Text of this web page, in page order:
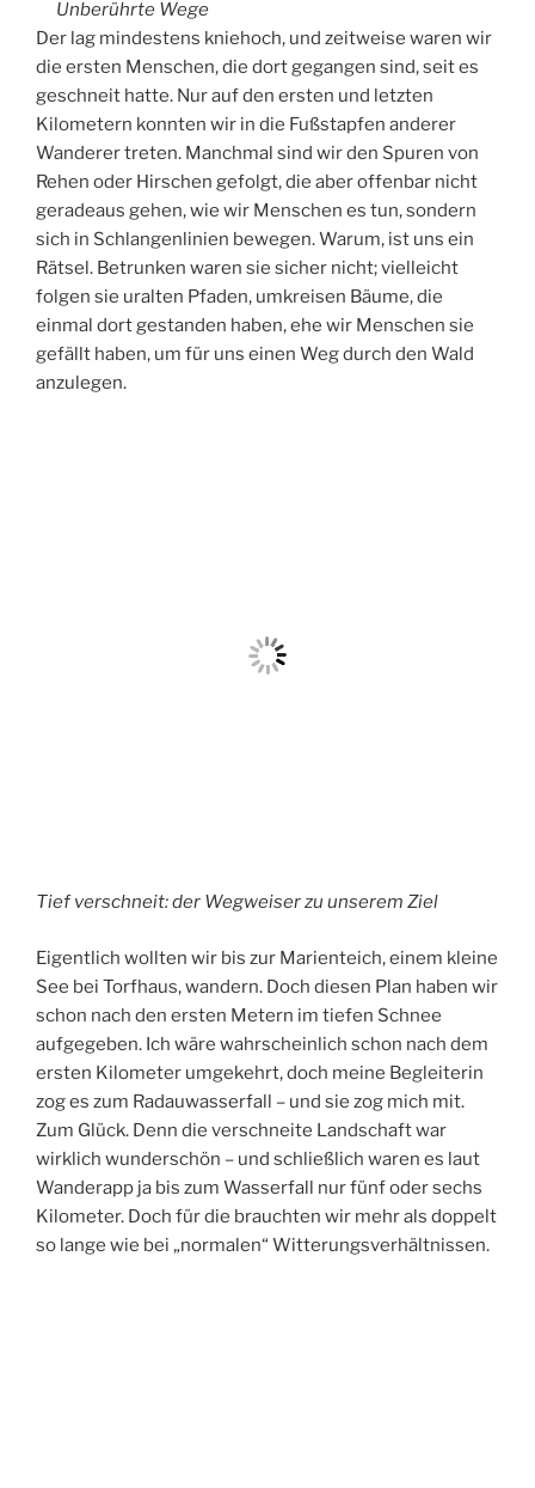
Unberührte Wege
Der lag mindestens kniehoch, und zeitweise waren wir
die ersten Menschen, die dort gegangen sind, seit es
geschneit hatte. Nur auf den ersten und letzten
Kilometern konnten wir in die Fußstapfen anderer
Wanderer treten. Manchmal sind wir den Spuren von
Rehen oder Hirschen gefolgt, die aber offenbar nicht
geradeaus gehen, wie wir Menschen es tun, sondern
sich in Schlangenlinien bewegen. Warum, ist uns ein
Rätsel. Betrunken waren sie sicher nicht; vielleicht
folgen sie uralten Pfaden, umkreisen Bäume, die
einmal dort gestanden haben, ehe wir Menschen sie
gefällt haben, um für uns einen Weg durch den Wald
anzulegen.
Tief verschneit: der Wegweiser zu unserem Ziel
Eigentlich wollten wir bis zur Marienteich, einem kleine
See bei Torfhaus, wandern. Doch diesen Plan haben wir
schon nach den ersten Metern im tiefen Schnee
aufgegeben. Ich wäre wahrscheinlich schon nach dem
ersten Kilometer umgekehrt, doch meine Begleiterin
zog es zum Radauwasserfall – und sie zog mich mit.
Zum Glück. Denn die verschneite Landschaft war
wirklich wunderschön – und schließlich waren es laut
Wanderapp ja bis zum Wasserfall nur fünf oder sechs
Kilometer. Doch für die brauchten wir mehr als doppelt
so lange wie bei „normalen“ Witterungsverhältnissen.